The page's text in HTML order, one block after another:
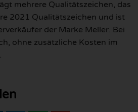
mehrere Qualitätszeichen, das
2021 Qualitätszeichen und ist
der Marke Meller. Bei
ohne zusätzliche Kosten im